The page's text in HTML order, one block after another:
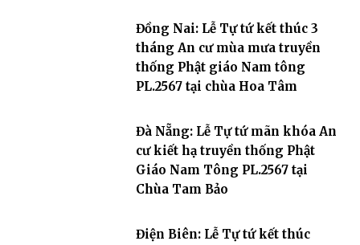
Đồng Nai: Lễ Tự tứ kết thúc 3
tháng An cư mùa mưa truyền
thống Phật giáo Nam tông
PL.2567 tại chùa Hoa Tâm
Đà Nẵng: Lễ Tự tứ mãn khóa An
cư kiết hạ truyền thống Phật
Giáo Nam Tông PL.2567 tại
Chùa Tam Bảo
Điện Biên: Lễ Tự tứ kết thúc